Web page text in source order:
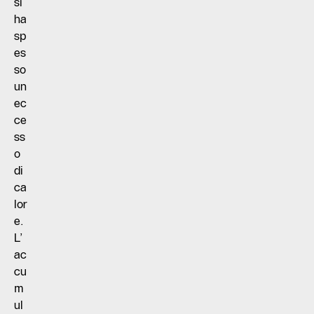
ha
sp
es
so
un
ec
ce
ss
o
di
ca
lor
e.
L’
ac
cu
m
ul